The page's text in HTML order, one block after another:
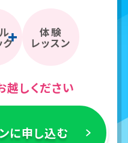
ク
体験
レッスン
越しください
に申し込む